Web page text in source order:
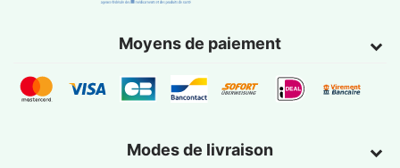
Moyens de paiement
Modes de livraison